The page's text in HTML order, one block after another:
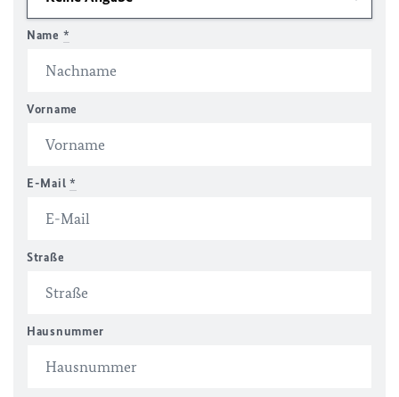
Name *
Vorname
E-Mail *
Straße
Hausnummer